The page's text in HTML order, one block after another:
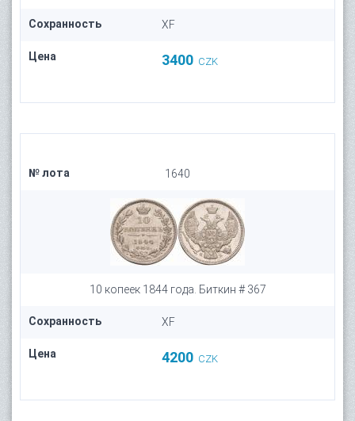
Сохранность XF
Цена 3400 CZK
№ лота 1640
10 копеек 1844 года. Биткин # 367
Сохранность XF
Цена 4200 CZK